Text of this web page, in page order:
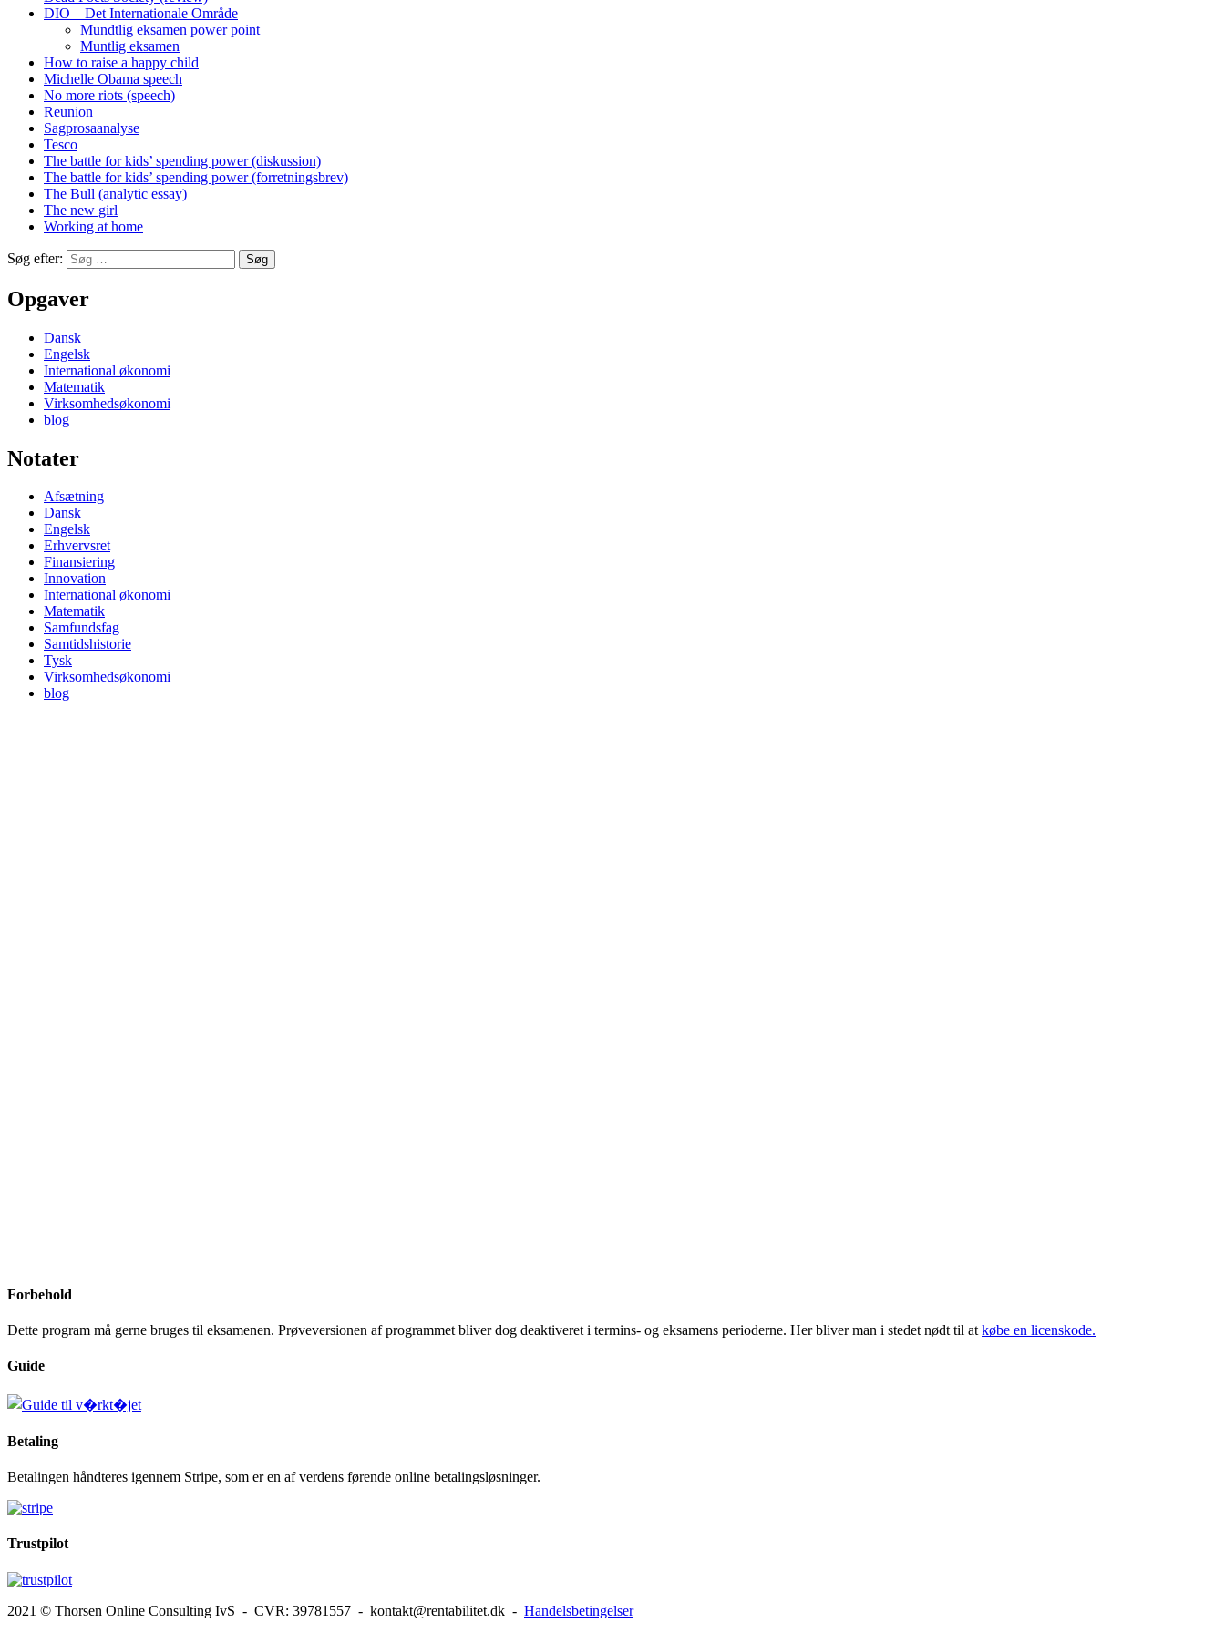
DIO – Det Internationale Område
Mundtlig eksamen power point
Muntlig eksamen
How to raise a happy child
Michelle Obama speech
No more riots (speech)
Reunion
Sagprosaanalyse
Tesco
The battle for kids’ spending power (diskussion)
The battle for kids’ spending power (forretningsbrev)
The Bull (analytic essay)
The new girl
Working at home
Søg efter:
Opgaver
Dansk
Engelsk
International økonomi
Matematik
Virksomhedsøkonomi
blog
Notater
Afsætning
Dansk
Engelsk
Erhvervsret
Finansiering
Innovation
International økonomi
Matematik
Samfundsfag
Samtidshistorie
Tysk
Virksomhedsøkonomi
blog
Forbehold
Dette program må gerne bruges til eksamenen. Prøveversionen af programmet bliver dog deaktiveret i termins- og eksamens perioderne. Her bliver man i stedet nødt til at købe en licenskode.
Guide
Betaling
Betalingen håndteres igennem Stripe, som er en af verdens førende online betalingsløsninger.
Trustpilot
2021 © Thorsen Online Consulting IvS - CVR: 39781557 - kontakt@rentabilitet.dk - Handelsbetingelser